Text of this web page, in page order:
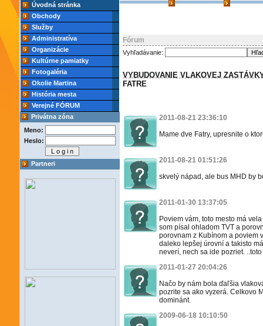
Úvodná stránka
Obchody
Služby
Administratíva
Organizácie
Kultúrne pamiatky
Fotogaléria
Okolie Martina
História mesta
Verejné FÓRUM
Privátna zóna
Meno:
Heslo:
Partneri
Fórum
Vyhľadávanie:
VYBUDOVANIE VLAKOVEJ
FATRE
2011-08-21 23:36:10
Mame dve Fatry, upresnite o
2011-08-21 01:51:26
skvelý nápad, ale bus MHD by
2011-01-30 13:37:05
Poviem vám, toto mesto má
som písal ohladom TVT a
porovnam z Kubínom a poviem
daleko lepšej úrovní a takisto
neverí, nech sa ide pozriet.
2011-01-27 20:04:26
Načo by nám bola ďaľšia
pozrite sa ako vyzerá. Celkovo
dominánt.
2009-06-18 10:10:50